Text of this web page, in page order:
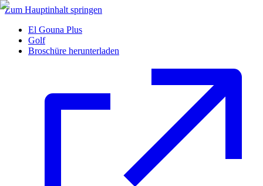
Zum Hauptinhalt springen
El Gouna Plus
Golf
Broschüre herunterladen